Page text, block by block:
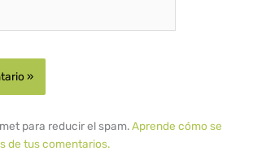
para reducir el spam.Aprende cómo se
de tus comentarios.